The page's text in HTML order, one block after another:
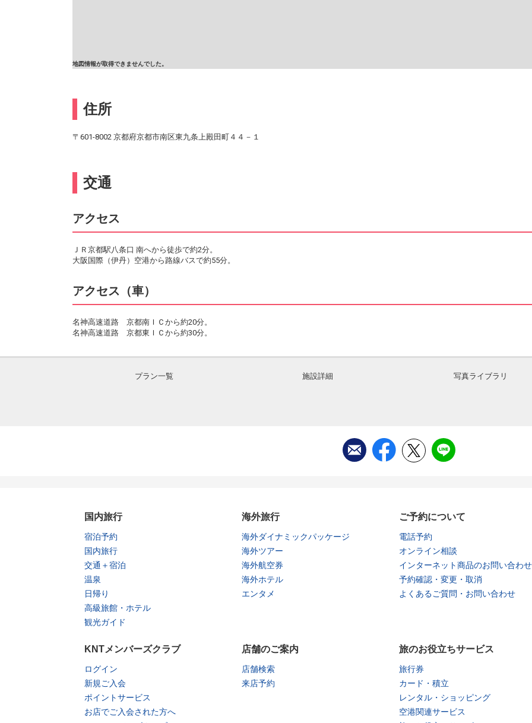
地図情報が取得できませんでした。
住所
〒601-8002 京都府京都市南区東九条上殿田町４４－１
交通
アクセス
ＪＲ京都駅八条口 南へから徒歩で約2分。
大阪国際（伊丹）空港から路線バスで約55分。
アクセス（車）
名神高速道路 京都南ＩＣから約20分。
名神高速道路 京都東ＩＣから約30分。
プラン一覧 施設詳細 写真ライブラリ
国内旅行
宿泊予約
国内旅行
交通＋宿泊
温泉
日帰り
高級旅館・ホテル
観光ガイド
海外旅行
海外ダイナミックパッケージ
海外ツアー
海外航空券
海外ホテル
エンタメ
ご予約について
電話予約
オンライン相談
インターネット商品のお問い合わせ
予約確認・変更・取消
よくあるご質問・お問い合わせ
KNTメンバーズクラブ
ログイン
新規ご入会
ポイントサービス
お店でご入会された方へ
店舗のご案内
店舗検索
来店予約
旅のお役立ちサービス
旅行券
カード・積立
レンタル・ショッピング
空港関連サービス